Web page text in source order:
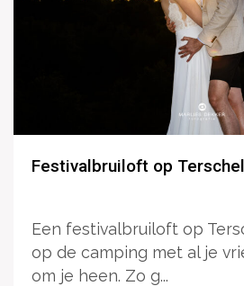
Festivalbruiloft op
Een festivalbruiloft op
op de camping met al je
om je heen. Zo g...